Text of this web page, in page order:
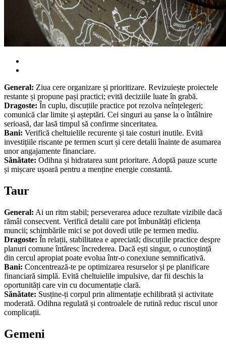
General: Ziua cere organizare și prioritizare. Revizuiește proiectele
restante și propune pași practici; evită deciziile luate în grabă.
Dragoste: În cuplu, discuțiile practice pot rezolva neînțelegeri;
comunică clar limite și așteptări. Cei singuri au șanse la o întâlnire
serioasă, dar lasă timpul să confirme sinceritatea.
Bani: Verifică cheltuielile recurente și taie costuri inutile. Evită
investițiile riscante pe termen scurt și cere detalii înainte de asumarea
unor angajamente financiare.
Sănătate: Odihna și hidratarea sunt prioritare. Adoptă pauze scurte
și mișcare ușoară pentru a menține energie constantă.
Taur
General: Ai un ritm stabil; perseverarea aduce rezultate vizibile dacă
rămâi consecvent. Verifică detalii care pot îmbunătăți eficiența
muncii; schimbările mici se pot dovedi utile pe termen mediu.
Dragoste: În relații, stabilitatea e apreciată; discuțiile practice despre
planuri comune întăresc încrederea. Dacă ești singur, o cunoștință
din cercul apropiat poate evolua într-o conexiune semnificativă.
Bani: Concentrează-te pe optimizarea resurselor și pe planificare
financiară simplă. Evită cheltuielile impulsive, dar fii deschis la
oportunități care vin cu documentație clară.
Sănătate: Susține-ți corpul prin alimentație echilibrată și activitate
moderată. Odihna regulată și controalele de rutină reduc riscul unor
complicații.
Gemeni